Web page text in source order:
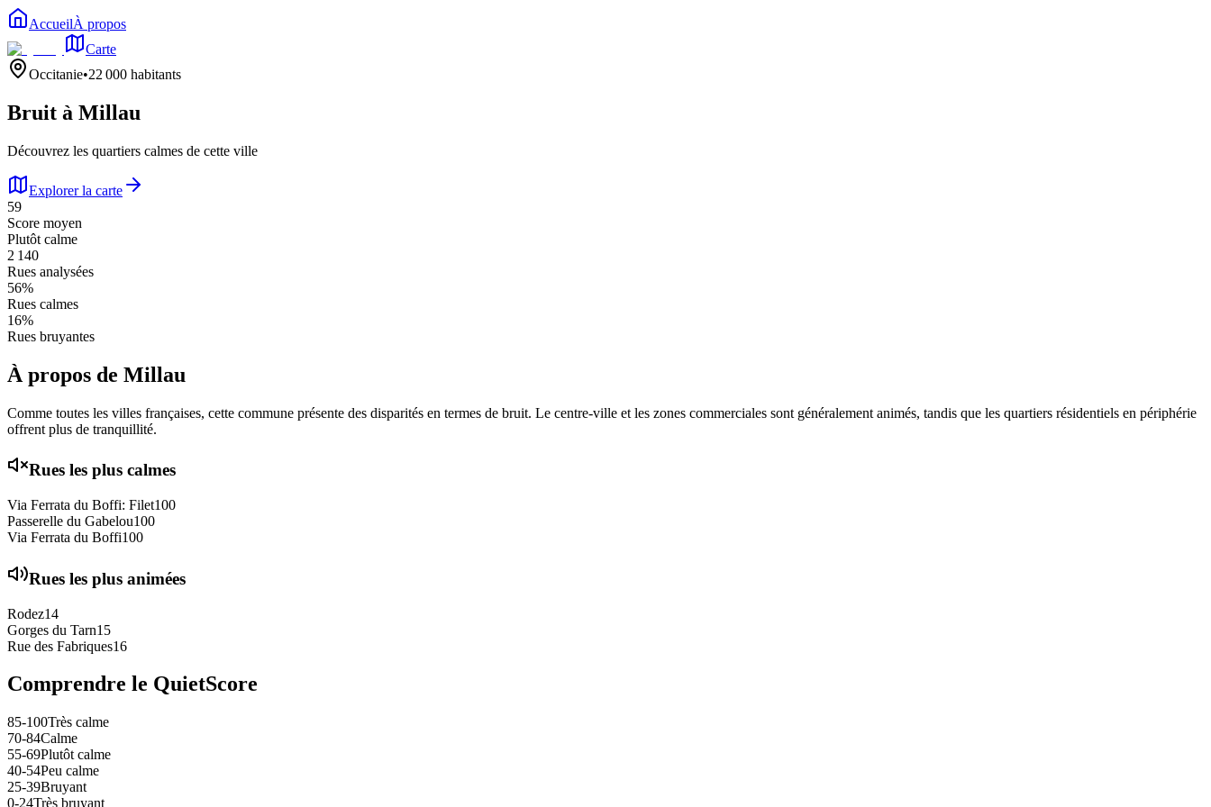
AccueilÀ propos
Carte
Occitanie•22 000 habitants
Bruit à Millau
Découvrez les quartiers calmes de cette ville
Explorer la carte
59
Score moyen
Plutôt calme
2 140
Rues analysées
56%
Rues calmes
16%
Rues bruyantes
À propos de Millau
Comme toutes les villes françaises, cette commune présente des disparités en termes de bruit. Le centre-ville et les zones commerciales sont généralement animés, tandis que les quartiers résidentiels en périphérie
offrent plus de tranquillité.
Rues les plus calmes
Via Ferrata du Boffi: Filet100
Passerelle du Gabelou100
Via Ferrata du Boffi100
Rues les plus animées
Rodez14
Gorges du Tarn15
Rue des Fabriques16
Comprendre le QuietScore
85-100Très calme
70-84Calme
55-69Plutôt calme
40-54Peu calme
25-39Bruyant
0-24Très bruyant